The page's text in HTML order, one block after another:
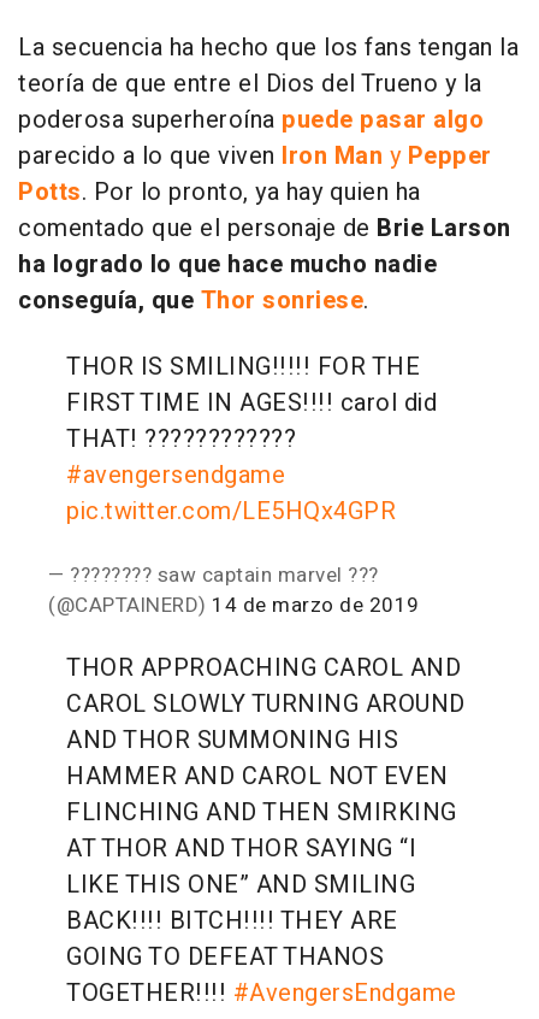
La secuencia ha hecho que los fans tengan la
teoría de que entre el Dios del Trueno y la
poderosa superheroína puede pasar algo
parecido a lo que viven Iron Man yPepper
Potts. Por lo pronto, ya hay quien ha
comentado que el personaje de Brie Larson
ha logrado lo que hace mucho nadie
conseguía, que Thor sonriese.
THOR IS SMILING!!!!! FOR THE
FIRST TIME IN AGES!!!! carol did
THAT! ????????????
#avengersendgame
pic.twitter.com/LE5HQx4GPR
— ???????? saw captain marvel ???
(@CAPTAlNERD) 14 de marzo de 2019
THOR APPROACHING CAROL AND
CAROL SLOWLY TURNING AROUND
AND THOR SUMMONING HIS
HAMMER AND CAROL NOT EVEN
FLINCHING AND THEN SMIRKING
AT THOR AND THOR SAYING “I
LIKE THIS ONE” AND SMILING
BACK!!!! BITCH!!!! THEY ARE
GOING TO DEFEAT THANOS
TOGETHER!!!! #AvengersEndgame